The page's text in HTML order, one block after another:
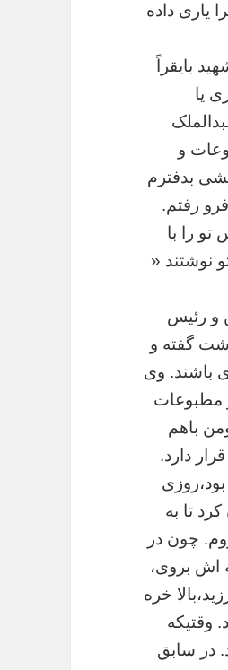
یاری داده
بایقراً
یا
و
بدفترم
فرو رفتم.
تو را
با
نوشتند «
و رئیس
گفته و
باشند. وی
مطبوعات
باهم
قرار دارد.
بود،روزی
کرد تا به
. چون در
اش بروی،
خره
. وقتیکه
.در سابق